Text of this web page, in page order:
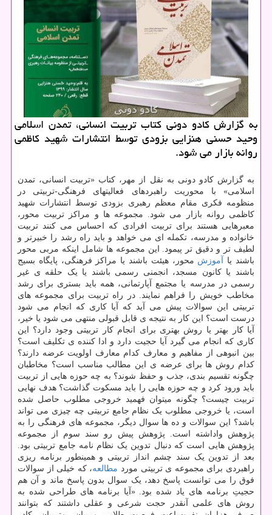
به گزارش کادو دونی کتاب تربیت انسانی، تمدن اسلامی
وحید حسنی هنزایی بزودی توسط انتشارات شهید کاظمی
روانه بازار می شود.
به گزارش کادو دونی به نقل از مهر، کتاب «تربیت انسانی، تمدن
اسلامی» با محوریت راهبردهای فعالیتهای فرهنگی-تربیتی در
منظومه فکری مقام معظم رهبری بزودی توسط انتشارات شهید
کاظمی روانه بازار می شود. مجموعه ها و مراکز تربیت محور،
معبرهایی هستند برای تربیت افرادی که احساس می کنند تربیت
خانواده و مدرسه، تکمله ای می خواهد و باید راه رشد را خبیرتر و
لطیف تر و دقیق تر پیمود. این مجموعه ها شامل اینکه مربی محور
باشند یا
آموزش محور، هیئت باشند یا مراکز فرهنگی، پایگاه بسیج
باشند یا کانون مسجد، انجمنی رسمی باشند یا یک حلقه ی غیر
رسمی در مدرسه یا مجتمع آپارتمانی، همه باید بستری برای رشد
مخاطب خویش را فراهم نمایند. در راه تربیت برای مجموعه های
تربیتی این سوالات پیش می آید که آیا کاری که انجام می شود
درست است؟ این کار به نتیجه ی قابل قبولی منتهی می شود یا خیر،
آیا کار بهتر یا روش بهتری برای انجام کار تربیتی وجود دارد؟ این
کاری که انجام می گیرد آیا حجیت دارد و ادا کننده ی تکلیف است؟
بین انبوهی از مفاهیم و معارف کدام معارف اولویت عرضه دارند؟
کدام روش ها برای عرضه ی این مطالب مناسب است؟ مخاطبان
چگونه تقسیم بندی، جذب و حفظ شوند؟ به چه حوزه هایی از تربیت
باید ورود کرد و چه حوزه هایی را باید مسکوت گذاشت؟ هدف نهایی
تربیت چیست؟ چگونه میتوان فهمید خروجی مطلوب حاصل شده
است، یا خروجی مطلوب یک نظام جامع تربیتی چه چیزی می تواند
باشد؟ این سوالات و ده ها سوال دیگر، مجموعه های فرهنگی را به
پژوهش واداشته است. پژوهش پیش رو سند سوم از مجموعه
پژوهش هایی است که دنبال تدوین یک نظام نامه جامع تربیتی بود.
بعد از تدوین یک سند چشم انداز تربیتی و همینطور برنامه ریزی
راهبردی برای مجموعه ی تربیتی مورد مطالعه، که خیلی از سوالات
فوق را می توانست پاسخ دهد، یک سوال بدون پاسخ ماند و آن هم
حجیتِ برنامه های یاد شده بود. «آیا برنامه های طراحی شده به
روش های علمی آنقدر حجت شرعی و عقلی داشتند که بتوانند